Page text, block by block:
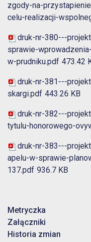
zgody-na-
celu-realizacji-
druk-nr-380---
sprawie-
w-prudniku.pdf 473.42
druk-nr-381---
skargi.pdf 443.26 KB
druk-nr-382---
tytulu-honorowego-
druk-nr-383---
apelu-w-sprawie-
137.pdf 936.7 KB
Metryczka
Załączniki
Historia zmian